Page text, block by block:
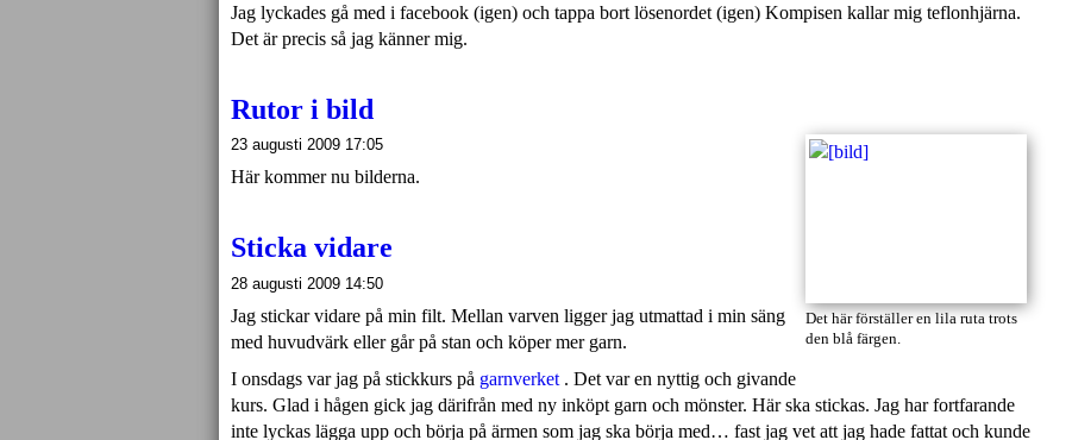
Jag lyckades gå med i facebook (igen) och tappa bort lösenordet (igen) Kompisen kallar mig teflonhjärna.
Det är precis så jag känner mig.
Rutor i bild
Det här förställer en lila ruta trots
den blå färgen.
23 augusti 2009 17:05
Här kommer nu bilderna.
Sticka vidare
28 augusti 2009 14:50
Jag stickar vidare på min filt. Mellan varven ligger jag utmattad i min säng
med huvudvärk eller går på stan och köper mer garn.
I onsdags var jag på stickkurs på garnverket. Det var en nyttig och givande
kurs. Glad i hågen gick jag därifrån med ny inköpt garn och mönster. Här ska stickas. Jag har fortfarande
inte lyckas lägga upp och börja på ärmen som jag ska börja med… fast jag vet att jag hade fattat och kunde